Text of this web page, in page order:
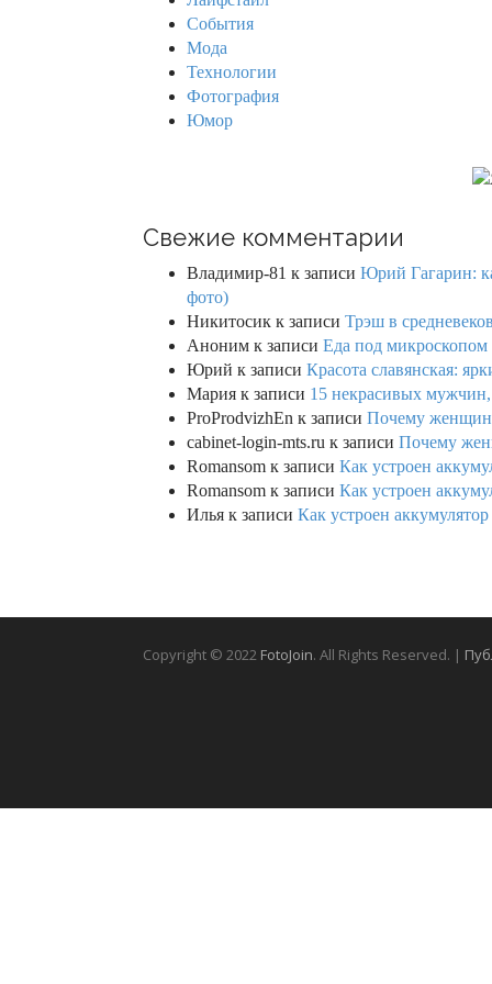
События
Мода
Технологии
Фотография
Юмор
Свежие комментарии
Владимир-81 к записи Юрий Гагарин:
фото)
Никитосик к записи Трэш в
Аноним к записи Еда под микроскопом
Юрий к записи Красота славянская:
Мария к записи 15 некрасивых
ProProdvizhEn к записи Почему
cabinet-login-mts.ru к записи Почему
Romansom к записи Как устроен
Romansom к записи Как устроен
Илья к записи Как устроен
Copyright © 2022 FotoJoin. All Rights Reserved. |